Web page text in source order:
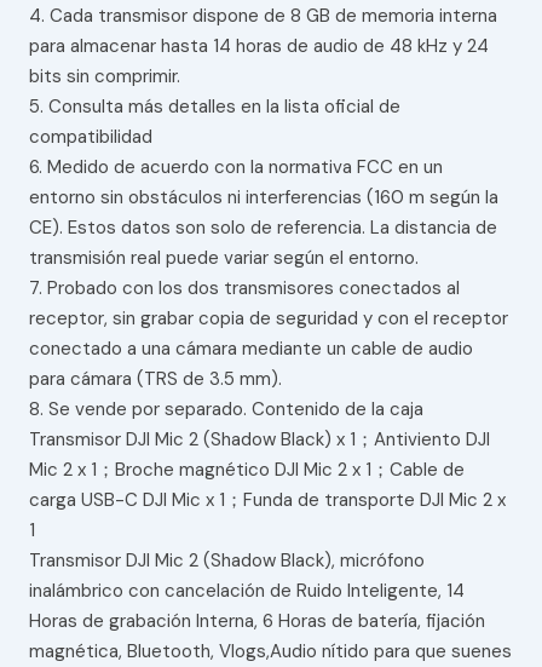
4. Cada transmisor dispone de 8 GB de memoria interna
para almacenar hasta 14 horas de audio de 48 kHz y 24
bits sin comprimir.
5. Consulta más detalles en la lista oficial de
compatibilidad
6. Medido de acuerdo con la normativa FCC en un
entorno sin obstáculos ni interferencias (160 m según la
CE). Estos datos son solo de referencia. La distancia de
transmisión real puede variar según el entorno.
7. Probado con los dos transmisores conectados al
receptor, sin grabar copia de seguridad y con el receptor
conectado a una cámara mediante un cable de audio
para cámara (TRS de 3.5 mm).
8. Se vende por separado. Contenido de la caja
Transmisor DJI Mic 2 (Shadow Black) x 1；Antiviento DJI
Mic 2 x 1；Broche magnético DJI Mic 2 x 1；Cable de
carga USB-C DJI Mic x 1；Funda de transporte DJI Mic 2 x
1
Transmisor DJI Mic 2 (Shadow Black), micrófono
inalámbrico con cancelación de Ruido Inteligente, 14
Horas de grabación Interna, 6 Horas de batería, fijación
magnética, Bluetooth, Vlogs,Audio nítido para que suenes